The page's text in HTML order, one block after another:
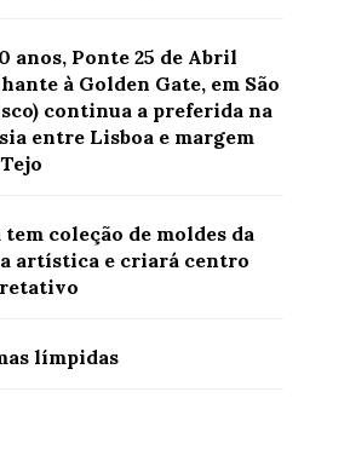
anos, Ponte 25 de Abril
à Golden Gate, em São
continua a preferida na
entre Lisboa e margem
tem coleção de moldes da
artística e criará centro
límpidas